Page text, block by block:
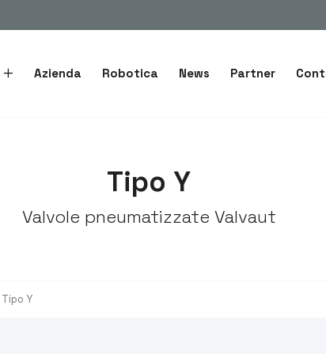
Azienda Robotica News Partner
Tipo Y
Valvole pneumatizzate Valvaut
Tipo Y